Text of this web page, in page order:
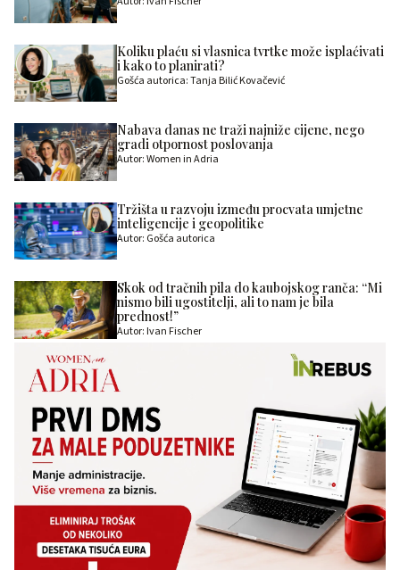
Koliku plaću si vlasnica tvrtke može isplaćivati
i kako to planirati?
Gošća autorica: Tanja Bilić Kovačević
Nabava danas ne traži najniže cijene, nego
gradi otpornost poslovanja
Autor: Women in Adria
Tržišta u razvoju između procvata umjetne
inteligencije i geopolitike
Autor: Gošća autorica
Skok od tračnih pila do kaubojskog ranča: “Mi
nismo bili ugostitelji, ali to nam je bila
prednost!”
Autor: Ivan Fischer